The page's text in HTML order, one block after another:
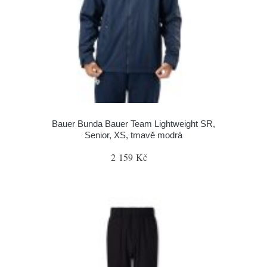
Bauer Bunda Bauer Team Lightweight SR,
Senior, XS, tmavě modrá
2 159 Kč